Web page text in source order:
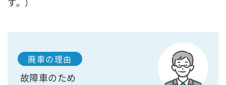
廃車の理由
故障車のため